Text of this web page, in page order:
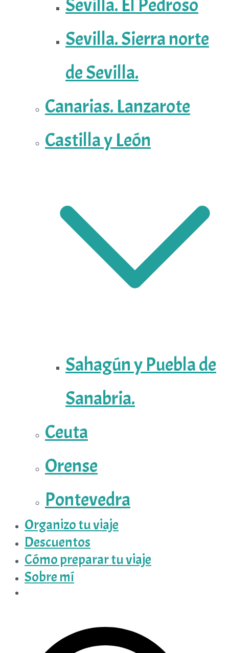
Sevilla. El Pedroso
Sevilla. Sierra norte
de Sevilla.
Canarias. Lanzarote
Castilla y León
Sahagún y Puebla de
Sanabria.
Ceuta
Orense
Pontevedra
Organizo tu viaje
Descuentos
Cómo preparar tu viaje
Sobre mí